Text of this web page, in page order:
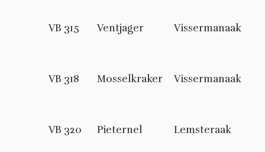
VB 315 Ventjager Vissermanaak
VB 318 Mosselkraker Vissermanaak
VB 320 Pieternel Lemsteraak